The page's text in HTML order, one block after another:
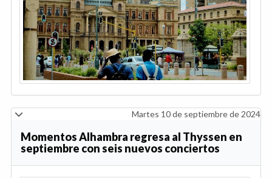
Martes 10 de septiembre de 2024
Momentos Alhambra regresa al Thyssen en
septiembre con seis nuevos conciertos